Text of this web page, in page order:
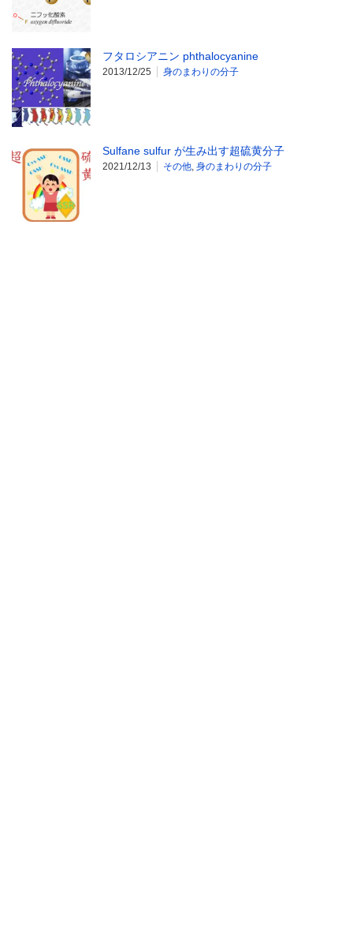
フタロシアニン phthalocyanine
2013/12/25 身のまわりの分子
Sulfane sulfur が生み出す超硫黄分子
2021/12/13 その他, 身のまわりの分子